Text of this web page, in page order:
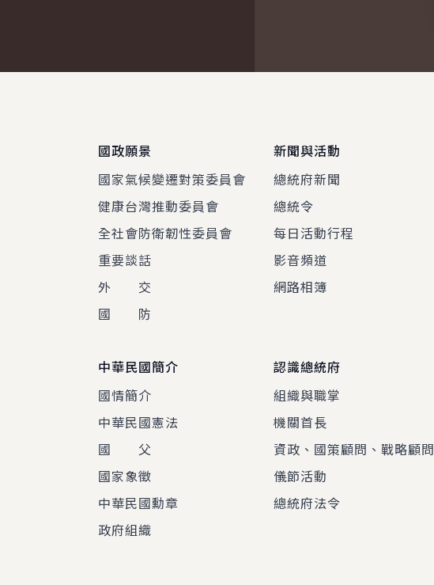
國政願景
國家氣候變遷對策委員會
健康台灣推動委員會
全社會防衛韌性委員會
重要談話
外 交
國 防
新聞與活動
總統府新聞
總統令
每日活動行程
影音頻道
網路相簿
中華民國簡介
國情簡介
中華民國憲法
國 父
國家象徵
中華民國勳章
政府組織
認識總統府
組織與職掌
機關首長
資政、國策顧問、戰略顧問
儀節活動
總統府法令